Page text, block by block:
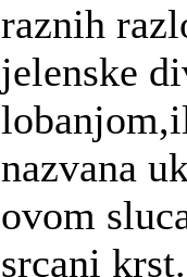
raznih
jelenske
nazvana
ovom
srcani krst.